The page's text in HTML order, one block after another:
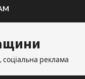
реклама